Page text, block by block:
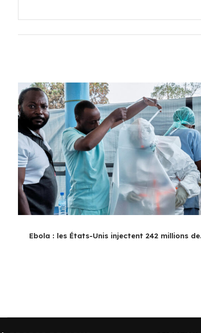
Ebola : les États-Unis injectent 242 millions